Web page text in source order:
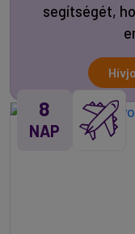
segítségét,
8
NAP